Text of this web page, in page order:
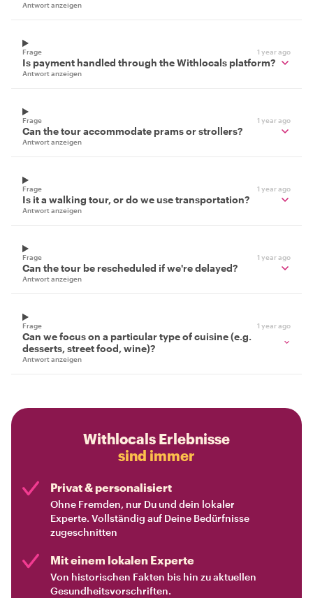
Antwort anzeigen
Frage 1 year ago
Is payment handled through the Withlocals platform?
Antwort anzeigen
Frage 1 year ago
Can the tour accommodate prams or strollers?
Antwort anzeigen
Frage 1 year ago
Is it a walking tour, or do we use transportation?
Antwort anzeigen
Frage 1 year ago
Can the tour be rescheduled if we're delayed?
Antwort anzeigen
Frage 1 year ago
Can we focus on a particular type of cuisine (e.g.
desserts, street food, wine)?
Antwort anzeigen
Withlocals Erlebnisse
sind immer
Privat & personalisiert
Ohne Fremden, nur Du und dein lokaler
Experte. Vollständig auf Deine Bedürfnisse
zugeschnitten
Mit einem lokalen Experte
Von historischen Fakten bis hin zu aktuellen
Gesundheitsvorschriften.